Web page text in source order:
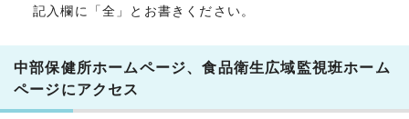
記入欄に「全」とお書きください。
中部保健所ホームページ、食品衛生広域監視班ホーム
ページにアクセス